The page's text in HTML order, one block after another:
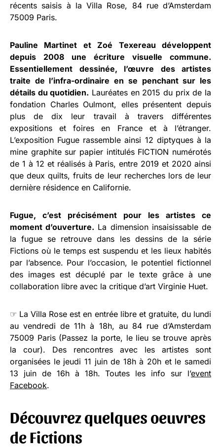
récents saisis à la Villa Rose, 84 rue d’Amsterdam
75009 Paris.
Pauline Martinet et Zoé Texereau développent
depuis 2008 une écriture visuelle commune.
Essentiellement dessinée, l’œuvre des artistes
traite de l’infra-ordinaire en se penchant sur les
détails du quotidien. Lauréates en 2015 du prix de la
fondation Charles Oulmont, elles présentent depuis
plus de dix leur travail à travers différentes
expositions et foires en France et à l’étranger.
L’exposition Fugue rassemble ainsi 12 diptyques à la
mine graphite sur papier intitulés FICTION numérotés
de 1 à 12 et réalisés à Paris, entre 2019 et 2020 ainsi
que deux quilts, fruits de leur recherches lors de leur
dernière résidence en Californie.
Fugue, c’est précisément pour les artistes ce
moment d’ouverture. La dimension insaisissable de
la fugue se retrouve dans les dessins de la série
Fictions où le temps est suspendu et les lieux habités
par l’absence. Pour l’occasion, le potentiel fictionnel
des images est décuplé par le texte grâce à une
collaboration libre avec la critique d’art Virginie Huet.
☞ La Villa Rose est en entrée libre et gratuite, du lundi
au vendredi de 11h à 18h, au 84 rue d’Amsterdam
75009 Paris (Passez la porte, le lieu se trouve après
la cour). Des rencontres avec les artistes sont
organisées le jeudi 11 juin de 18h à 20h et le samedi
13 juin de 16h à 18h. Toutes les info sur l’event
Facebook.
Découvrez quelques oeuvres
de Fictions